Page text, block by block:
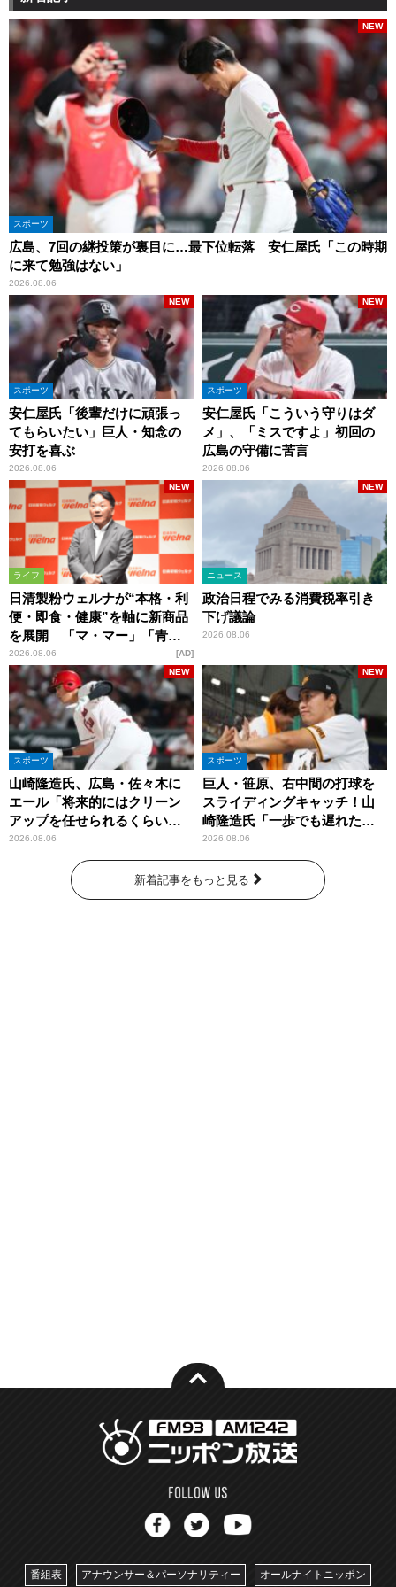
スポーツ
広島、7回の継投策が裏目に…最下位転落 安仁屋氏「この時期
に来て勉強はない」
2026.08.06
NEW
スポーツ
安仁屋氏「後輩だけに頑張っ
てもらいたい」巨人・知念の
安打を喜ぶ
2026.08.06
NEW
スポーツ
安仁屋氏「こういう守りはダ
メ」、「ミスですよ」初回の
広島の守備に苦言
2026.08.06
NEW
ライフ
日清製粉ウェルナが“本格・利
便・即食・健康”を軸に新商品
を展開 「マ・マー」「青の
洞窟」ブランドを強化
2026.08.06
NEW
AD
ニュース
政治日程でみる消費税率引き
下げ議論
2026.08.06
NEW
スポーツ
山崎隆造氏、広島・佐々木に
エール「将来的にはクリーン
アップを任せられるくらいま
では成長して」
2026.08.06
NEW
スポーツ
巨人・笹原、右中間の打球を
スライディングキャッチ！山
崎隆造氏「一歩でも遅れた
ら…」
2026.08.06
NEW
新着記事をもっと見る
番組表 アナウンサー＆パーソナリティー オールナイトニッポン